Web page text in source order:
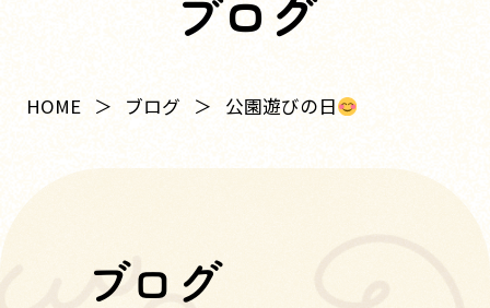
ブログ
HOME ブログ 公園遊びの日
ブログ